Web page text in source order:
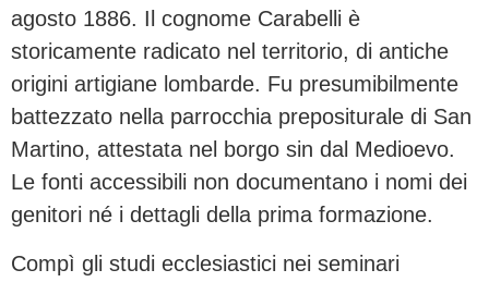
agosto 1886. Il cognome Carabelli è
storicamente radicato nel territorio, di antiche
origini artigiane lombarde. Fu presumibilmente
battezzato nella parrocchia prepositurale di San
Martino, attestata nel borgo sin dal Medioevo.
Le fonti accessibili non documentano i nomi dei
genitori né i dettagli della prima formazione.
Compì gli studi ecclesiastici nei seminari